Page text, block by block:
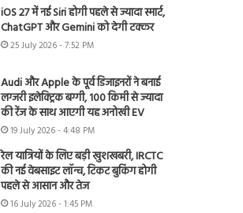
iOS 27 में नई Siri होगी पहले से ज्यादा स्मार्ट,
ChatGPT और Gemini को देगी टक्कर
25 July 2026 - 7:52 PM
Audi और Apple के पूर्व डिजाइनरों ने बनाई
लग्जरी इलेक्ट्रिक बग्गी, 100 किमी से ज्यादा
की रेंज के साथ आएगी यह अनोखी EV
19 July 2026 - 4:48 PM
रेल यात्रियों के लिए बड़ी खुशखबरी, IRCTC
की नई वेबसाइट लॉन्च, टिकट बुकिंग होगी
पहले से आसान और तेज
16 July 2026 - 1:45 PM